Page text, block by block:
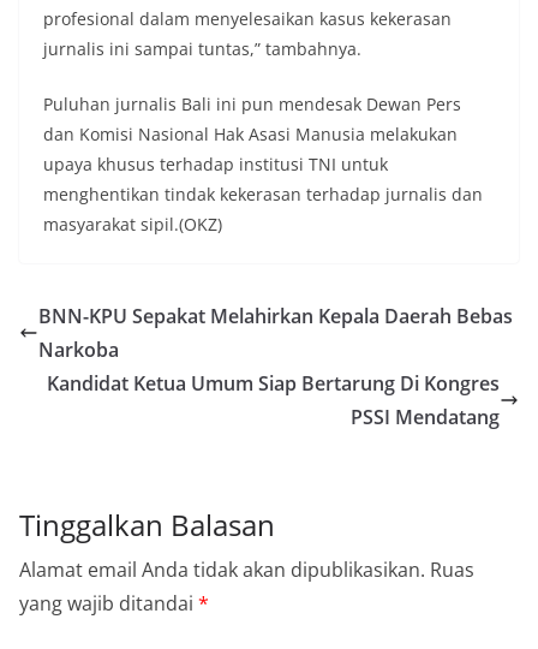
profesional dalam menyelesaikan kasus kekerasan
jurnalis ini sampai tuntas,” tambahnya.
Puluhan jurnalis Bali ini pun mendesak Dewan Pers
dan Komisi Nasional Hak Asasi Manusia melakukan
upaya khusus terhadap institusi TNI untuk
menghentikan tindak kekerasan terhadap jurnalis dan
masyarakat sipil.(OKZ)
BNN-KPU Sepakat Melahirkan Kepala Daerah Bebas
Narkoba
Kandidat Ketua Umum Siap Bertarung Di Kongres
PSSI Mendatang
Tinggalkan Balasan
Alamat email Anda tidak akan dipublikasikan. Ruas
yang wajib ditandai *